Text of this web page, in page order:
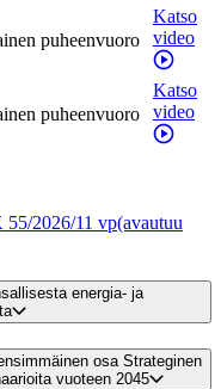
puheenvuoro
Katso
video
puheenvuoro
Katso
video
55/2026/11 vp(avautuu
energia- ja
osa Strateginen
vuoteen 2045